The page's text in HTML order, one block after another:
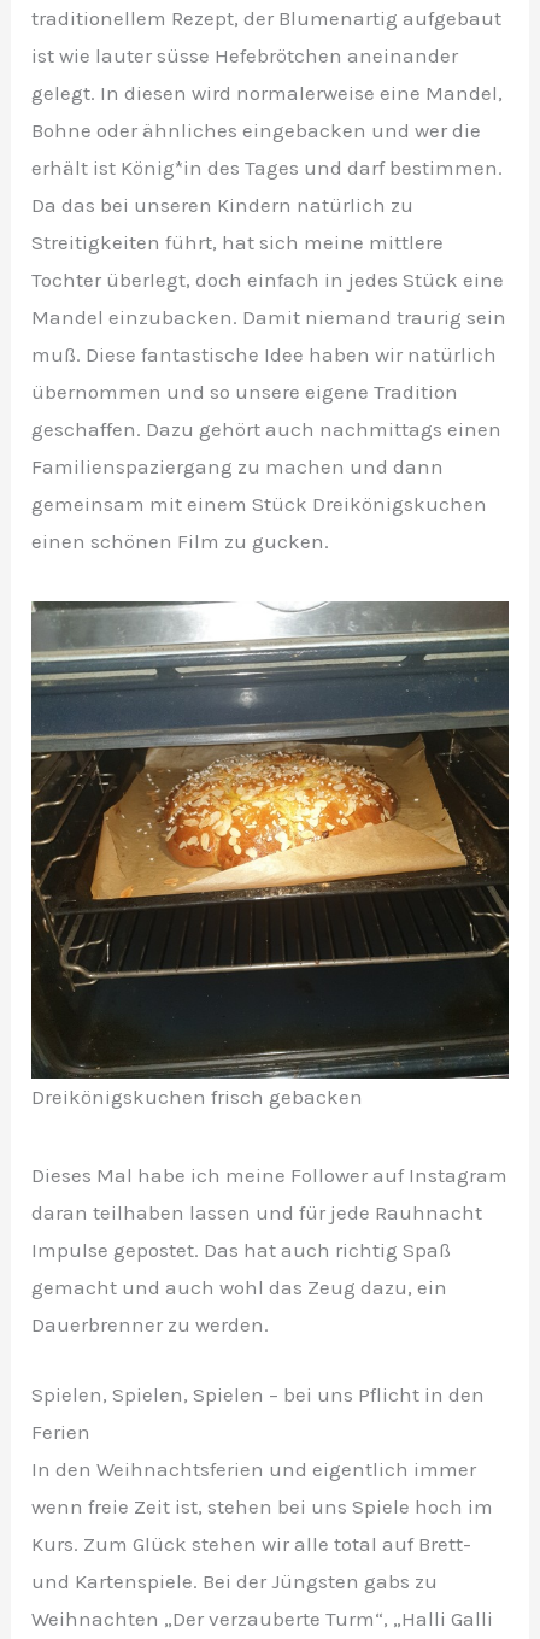
traditionellem Rezept, der Blumenartig aufgebaut
ist wie lauter süsse Hefebrötchen aneinander
gelegt. In diesen wird normalerweise eine Mandel,
Bohne oder ähnliches eingebacken und wer die
erhält ist König*in des Tages und darf bestimmen.
Da das bei unseren Kindern natürlich zu
Streitigkeiten führt, hat sich meine mittlere
Tochter überlegt, doch einfach in jedes Stück eine
Mandel einzubacken. Damit niemand traurig sein
muß. Diese fantastische Idee haben wir natürlich
übernommen und so unsere eigene Tradition
geschaffen. Dazu gehört auch nachmittags einen
Familienspaziergang zu machen und dann
gemeinsam mit einem Stück Dreikönigskuchen
einen schönen Film zu gucken.
Dreikönigskuchen frisch gebacken
Dieses Mal habe ich meine Follower auf Instagram
daran teilhaben lassen und für jede Rauhnacht
Impulse gepostet. Das hat auch richtig Spaß
gemacht und auch wohl das Zeug dazu, ein
Dauerbrenner zu werden.
Spielen, Spielen, Spielen – bei uns Pflicht in den
Ferien
In den Weihnachtsferien und eigentlich immer
wenn freie Zeit ist, stehen bei uns Spiele hoch im
Kurs. Zum Glück stehen wir alle total auf Brett-
und Kartenspiele. Bei der Jüngsten gabs zu
Weihnachten „Der verzauberte Turm“, „Halli Galli